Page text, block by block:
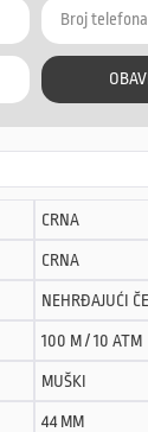
CRNA
CRNA
NEHRĐAJUĆI
100 M / 10 ATM
MUŠKI
44 MM